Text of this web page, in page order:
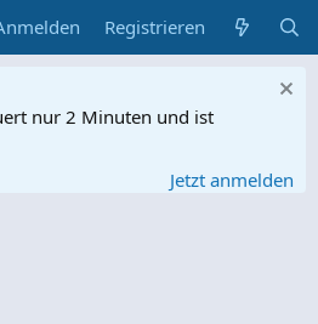
Registrieren
nur 2 Minuten und ist
Jetzt anmelden